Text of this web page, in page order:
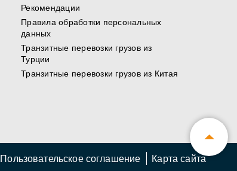
Рекомендации
Правила обработки персональных
данных
Транзитные перевозки грузов из
Турции
Транзитные перевозки грузов из Китая
Пользовательское соглашение Карта сайта